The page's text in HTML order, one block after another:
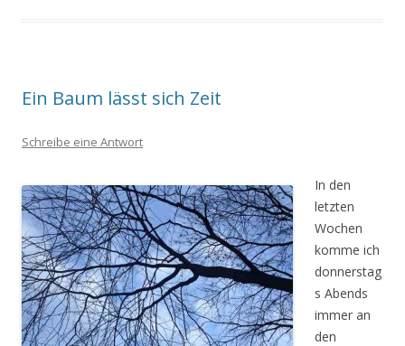
Ein Baum lässt sich Zeit
Schreibe eine Antwort
In den
letzten
Wochen
komme ich
donnerstag
s Abends
immer an
den